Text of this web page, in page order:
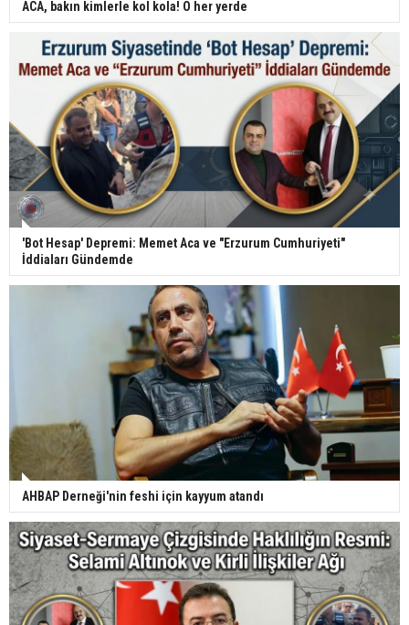
ACA, bakın kimlerle kol kola! O her yerde
'Bot Hesap' Depremi: Memet Aca ve "Erzurum Cumhuriyeti"
İddiaları Gündemde
AHBAP Derneği'nin feshi için kayyum atandı